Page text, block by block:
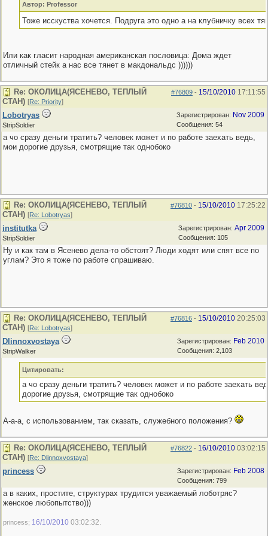
Автор: Professor
Тоже исскуства хочется. Подруга это одно а на клубничку всех
Или как гласит народная американская пословица: Дома ждет
отличный стейк а нас все тянет в макдональдс ))))))
#76809 - 15/10/2010 17:11:55
Re: ОКОЛИЦА(ЯСЕНЕВО, ТЕПЛЫЙ
СТАН) [Re: Priority]
Зарегистрирован: Nov 2009
Сообщения: 54
Lobotryas
StripSoldier
а чо сразу деньги тратить? человек может и по работе заехать ведь,
мои дорогие друзья, смотрящие так однобоко
#76810 - 15/10/2010 17:25:22
Re: ОКОЛИЦА(ЯСЕНЕВО, ТЕПЛЫЙ
СТАН) [Re: Lobotryas]
Зарегистрирован: Apr 2009
Сообщения: 105
institutka
StripSoldier
Ну и как там в Ясенево дела-то обстоят? Люди ходят или спят все по
углам? Это я тоже по работе спрашиваю.
#76816 - 15/10/2010 20:25:03
Re: ОКОЛИЦА(ЯСЕНЕВО, ТЕПЛЫЙ
СТАН) [Re: Lobotryas]
Зарегистрирован: Feb 2010
Сообщения: 2,103
Dlinnoxvostaya
StripWalker
Цитировать:
а чо сразу деньги тратить? человек может и по работе заехать
дорогие друзья, смотрящие так однобоко
А-а-а, с использованием, так сказать, служебного положения?
#76822 - 16/10/2010 03:02:15
Re: ОКОЛИЦА(ЯСЕНЕВО, ТЕПЛЫЙ
СТАН) [Re: Dlinnoxvostaya]
Зарегистрирован: Feb 2008
Сообщения: 799
princess
а в каких, простите, структурах трудится уважаемый лоботряс?
женское любопытство)))
princess; 16/10/2010 03:02:32